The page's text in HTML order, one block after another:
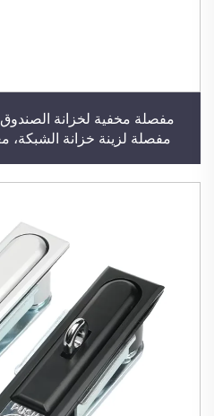
مفصلة لزينة خزانة